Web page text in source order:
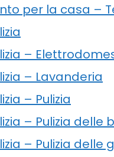
per la casa –
–
– Lavanderia
– Pulizia
– Pulizia delle
– Pulizia delle